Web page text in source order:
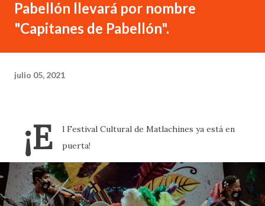
Pabellón llevará por nombre
"Capitanes de Pabellón".
julio 05, 2021
¡E
l Festival Cultural de Matlachines ya está en
puerta!